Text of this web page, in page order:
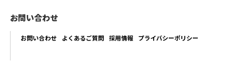
お問い合わせ
お問い合わせ よくあるご質問 採用情報 プライバシーポリシー